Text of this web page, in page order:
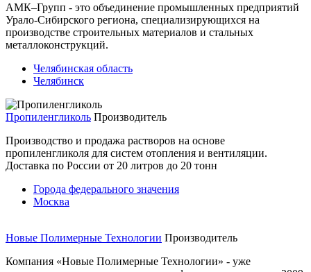
АМК–Групп - это объединение промышленных предприятий
Урало-Сибирского региона, специализирующихся на
производстве строительных материалов и стальных
металлоконструкций.
Челябинская область
Челябинск
Пропиленгликоль Производитель
Производство и продажа растворов на основе
пропиленгликоля для систем отопления и вентиляции.
Доставка по России от 20 литров до 20 тонн
Города федерального значения
Москва
Новые Полимерные Технологии Производитель
Компания «Новые Полимерные Технологии» - уже